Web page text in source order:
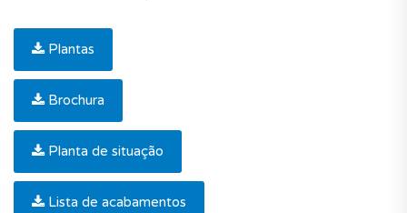
Plantas
Brochura
Planta de situação
Lista de acabamentos